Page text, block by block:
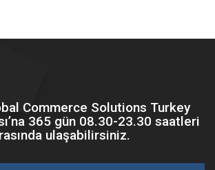
Commerce Solutions Turkey
365 gün 08.30-23.30 saatleri
ulaşabilirsiniz.